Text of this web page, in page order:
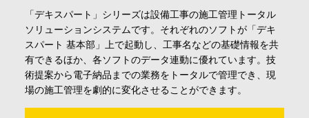
イベント・セミナー
会社情報
「デキスパート」シリーズは設備工事の施工管理トータル
ソリューションシステムです。それぞれのソフトが「デキ
スパート 基本部」上で起動し、工事名などの基礎情報を共
有できるほか、各ソフトのデータ連動に優れています。技
術提案から電子納品までの業務をトータルで管理でき、現
場の施工管理を劇的に変化させることができます。